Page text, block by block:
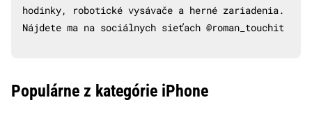
hodinky, robotické vysávače a herné zariadenia.
Nájdete ma na sociálnych sieťach @roman_touchit
Populárne z kategórie iPhone